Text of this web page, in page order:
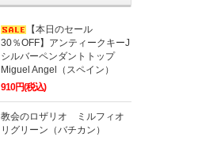
【本日のセール
30％OFF】アンティークキーJ
シルバーペンダントトップ
Miguel Angel（スペイン）
910円(税込)
教会のロザリオ ミルフィオ
リグリーン（バチカン）